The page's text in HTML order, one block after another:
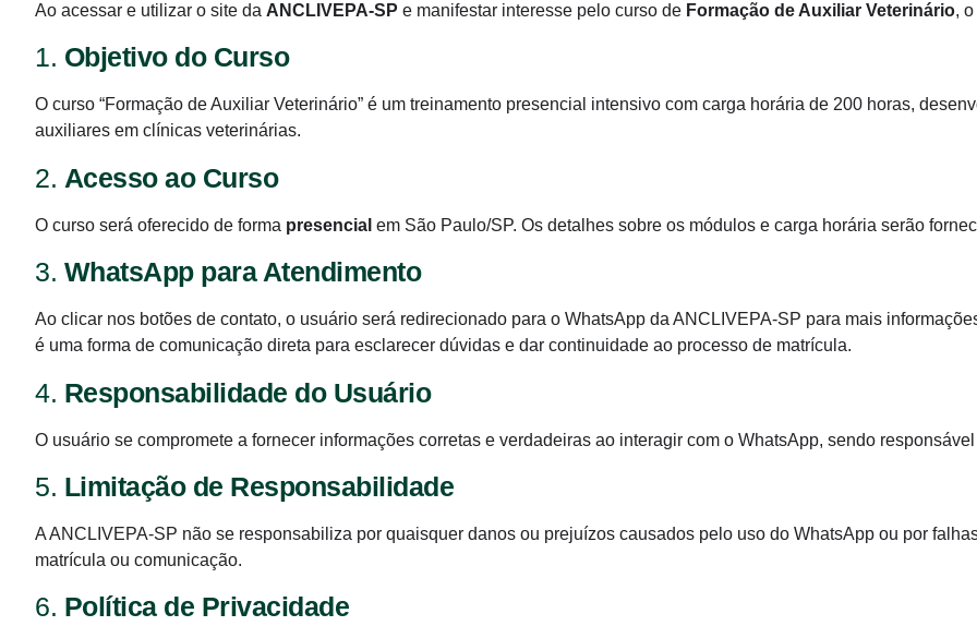
Ao acessar e utilizar o site da ANCLIVEPA-SP e manifestar interesse pelo curso de Formação de Auxiliar Veterinário,
1. Objetivo do Curso
O curso “Formação de Auxiliar Veterinário” é um treinamento presencial intensivo com carga horária de 200 horas,
auxiliares em clínicas veterinárias.
2. Acesso ao Curso
O curso será oferecido de forma presencial em São Paulo/SP. Os detalhes sobre os módulos e carga horária serão
3. WhatsApp para Atendimento
Ao clicar nos botões de contato, o usuário será redirecionado para o WhatsApp da ANCLIVEPA-SP para mais
é uma forma de comunicação direta para esclarecer dúvidas e dar continuidade ao processo de matrícula.
4. Responsabilidade do Usuário
O usuário se compromete a fornecer informações corretas e verdadeiras ao interagir com o WhatsApp, sendo
5. Limitação de Responsabilidade
A ANCLIVEPA-SP não se responsabiliza por quaisquer danos ou prejuízos causados pelo uso do WhatsApp ou por
matrícula ou comunicação.
6. Política de Privacidade